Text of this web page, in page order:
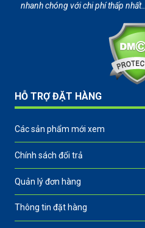
nhanh chóng với chi phí thấp nhất…
HỖ TRỢ ĐẶT HÀNG
Các sản phẩm mới xem
Chính sách đổi trả
Quản lý đơn hàng
Thông tin đặt hàng